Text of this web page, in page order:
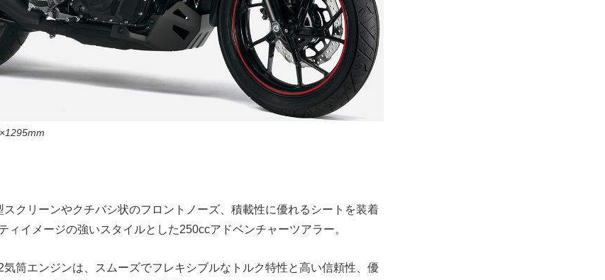
クリーンやクチバシ状のフロントノーズ、積載性に優れるシートを装着
ィイメージの強いスタイルとした250ccアドベンチャーツアラー。
筒エンジンは、スムーズでフレキシブルなトルク特性と高い信頼性、優